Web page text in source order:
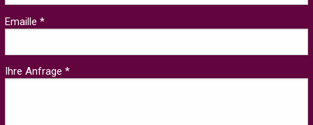
Emaille *
Ihre Anfrage *